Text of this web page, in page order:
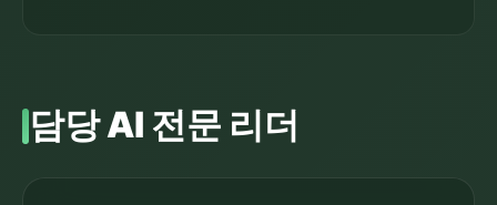
담당 AI 전문 리더